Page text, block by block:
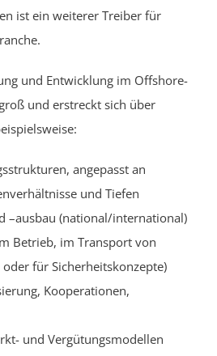
ist ein weiterer Treiber für
und Entwicklung im Offshore-
und erstreckt sich über
angepasst an
und Tiefen
–ausbau (national/international)
Betrieb, im Transport von
für Sicherheitskonzepte)
Kooperationen,
und Vergütungsmodellen